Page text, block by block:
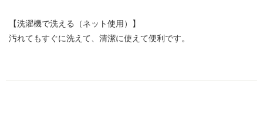
【洗濯機で洗える（ネット使用）】
汚れてもすぐに洗えて、清潔に使えて便利です。